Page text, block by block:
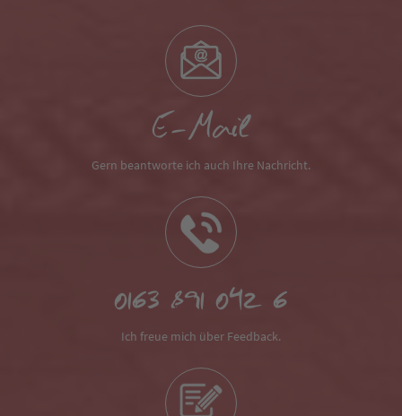
E-Mail
Gern beantworte ich auch Ihre Nachricht.
0163 891 042 6
Ich freue mich über Feedback.